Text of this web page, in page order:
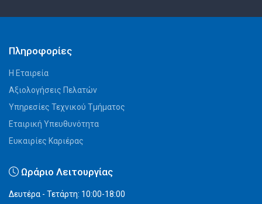
Πληροφορίες
Η Εταιρεία
Αξιολογήσεις Πελατών
Υπηρεσίες Τεχνικού Τμήματος
Εταιρική Υπευθυνότητα
Ευκαιρίες Καριέρας
Ωράριο Λειτουργίας
Δευτέρα - Τετάρτη: 10:00-18:00